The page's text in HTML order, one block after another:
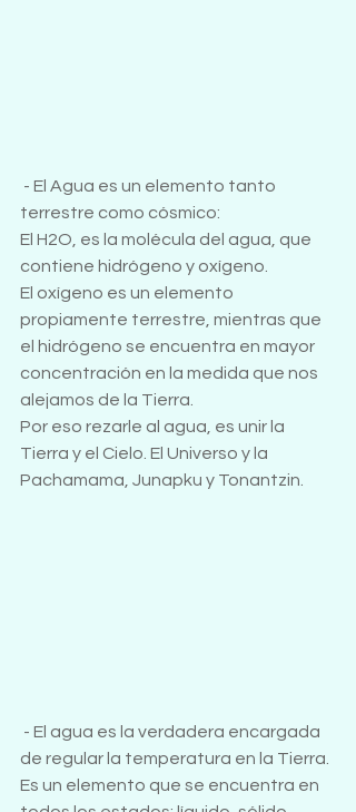
- El Agua es un elemento tanto
terrestre como cósmico:
El H2O, es la molécula del agua, que
contiene hidrógeno y oxígeno.
El oxígeno es un elemento
propiamente terrestre, mientras que
el hidrógeno se encuentra en mayor
concentración en la medida que nos
alejamos de la Tierra.
Por eso rezarle al agua, es unir la
Tierra y el Cielo. El Universo y la
Pachamama, Junapku y Tonantzin.
- El agua es la verdadera encargada
de regular la temperatura en la Tierra.
Es un elemento que se encuentra en